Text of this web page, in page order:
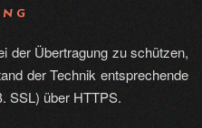
der Übertragung zu schützen,
der Technik entsprechende
SSL) über HTTPS.